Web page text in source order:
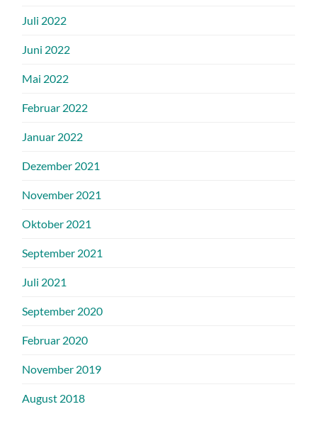
Juli 2022
Juni 2022
Mai 2022
Februar 2022
Januar 2022
Dezember 2021
November 2021
Oktober 2021
September 2021
Juli 2021
September 2020
Februar 2020
November 2019
August 2018